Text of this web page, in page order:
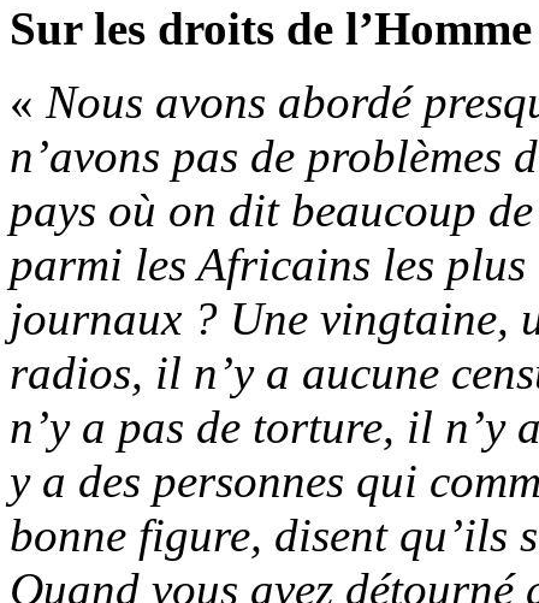
Sur les droits de
« Nous avons abordé
n’avons pas de problèmes
pays où on dit beaucoup
parmi les Africains les
journaux ? Une vingtaine,
radios, il n’y a aucune
n’y a pas de torture, il n’y
y a des personnes qui
bonne figure, disent qu’ils
Quand vous avez